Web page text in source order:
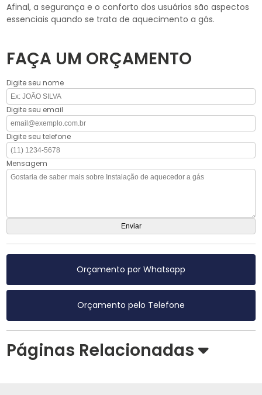
Afinal, a segurança e o conforto dos usuários são aspectos
essenciais quando se trata de aquecimento a gás.
FAÇA UM ORÇAMENTO
Digite seu nome
Digite seu email
Digite seu telefone
Mensagem
Orçamento por Whatsapp
Orçamento pelo Telefone
Páginas Relacionadas